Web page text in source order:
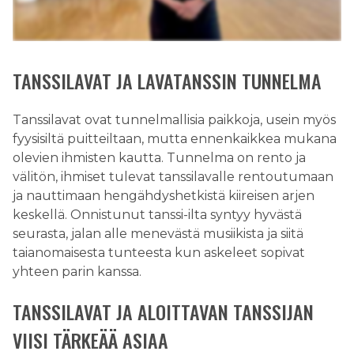
TANSSILAVAT JA LAVATANSSIN TUNNELMA
Tanssilavat ovat tunnelmallisia paikkoja, usein myös
fyysisiltä puitteiltaan, mutta ennenkaikkea mukana
olevien ihmisten kautta. Tunnelma on rento ja
välitön, ihmiset tulevat tanssilavalle rentoutumaan
ja nauttimaan hengähdyshetkistä kiireisen arjen
keskellä. Onnistunut tanssi-ilta syntyy hyvästä
seurasta, jalan alle menevästä musiikista ja siitä
taianomaisesta tunteesta kun askeleet sopivat
yhteen parin kanssa.
TANSSILAVAT JA ALOITTAVAN TANSSIJAN
VIISI TÄRKEÄÄ ASIAA